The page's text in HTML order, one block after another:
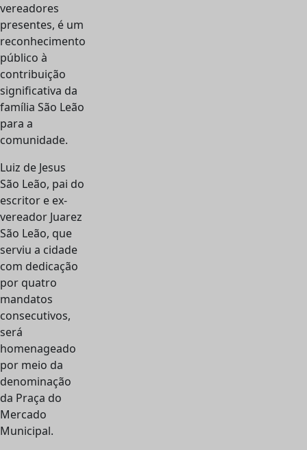
vereadores
presentes, é um
reconhecimento
público à
contribuição
significativa da
família São Leão
para a
comunidade.
Luiz de Jesus
São Leão, pai do
escritor e ex-
vereador Juarez
São Leão, que
serviu a cidade
com dedicação
por quatro
mandatos
consecutivos,
será
homenageado
por meio da
denominação
da Praça do
Mercado
Municipal.